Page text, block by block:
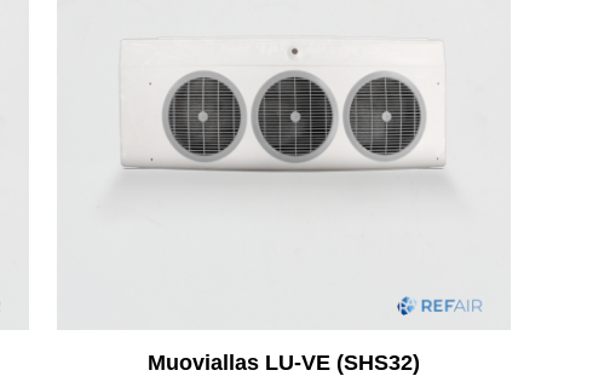
Muoviallas LU-VE (SHS32)